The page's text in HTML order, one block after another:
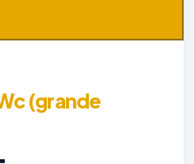
(grande